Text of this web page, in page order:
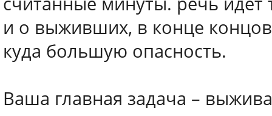
и о выживших, в конце
куда большую опасность.
Ваша главная задача –